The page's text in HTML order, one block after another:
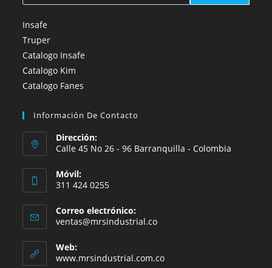
Insafe
Truper
Catalogo Insafe
Catalogo Kim
Catalogo Fanes
Información De Contacto
Dirección:
Calle 45 No 26 - 96 Barranquilla - Colombia
Móvil:
311 424 0255
Correo electrónico:
ventas@mrsindustrial.coSe
tu
aplicación
Web:
www.mrsindustrial.com.co